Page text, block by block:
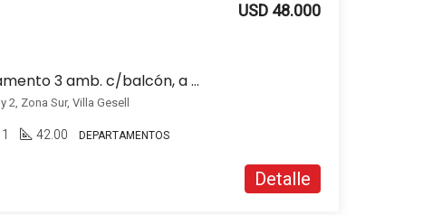
En venta Departamento 3 amb. c/balcón, a pasos del mar, en Zona Sur
USD 48.000
2, Zona Sur, Villa Gesell
1 42.00 DEPARTAMENTOS
Detalle